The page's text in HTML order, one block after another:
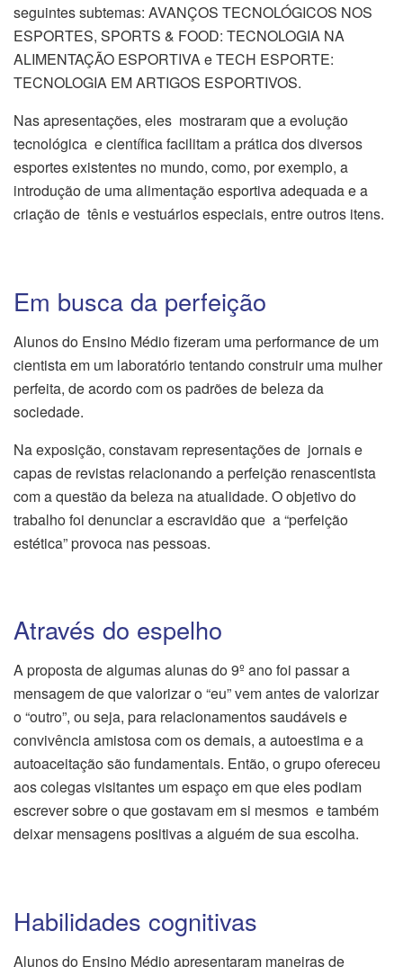
seguintes subtemas: AVANÇOS TECNOLÓGICOS NOS
ESPORTES, SPORTS & FOOD: TECNOLOGIA NA
ALIMENTAÇÃO ESPORTIVA e TECH ESPORTE:
TECNOLOGIA EM ARTIGOS ESPORTIVOS.
Nas apresentações, eles mostraram que a evolução
tecnológica e científica facilitam a prática dos diversos
esportes existentes no mundo, como, por exemplo, a
introdução de uma alimentação esportiva adequada e a
criação de tênis e vestuários especiais, entre outros itens.
Em busca da perfeição
Alunos do Ensino Médio fizeram uma performance de um
cientista em um laboratório tentando construir uma mulher
perfeita, de acordo com os padrões de beleza da
sociedade.
Na exposição, constavam representações de jornais e
capas de revistas relacionando a perfeição renascentista
com a questão da beleza na atualidade. O objetivo do
trabalho foi denunciar a escravidão que a “perfeição
estética” provoca nas pessoas.
Através do espelho
A proposta de algumas alunas do 9º ano foi passar a
mensagem de que valorizar o “eu” vem antes de valorizar
o “outro”, ou seja, para relacionamentos saudáveis e
convivência amistosa com os demais, a autoestima e a
autoaceitação são fundamentais. Então, o grupo ofereceu
aos colegas visitantes um espaço em que eles podiam
escrever sobre o que gostavam em si mesmos e também
deixar mensagens positivas a alguém de sua escolha.
Habilidades cognitivas
Alunos do Ensino Médio apresentaram maneiras de